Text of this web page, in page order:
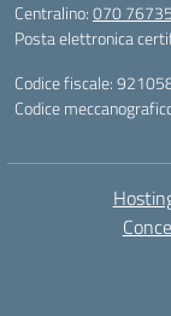
Centralino:070
Posta elettronica
Codice fiscale:
Codice